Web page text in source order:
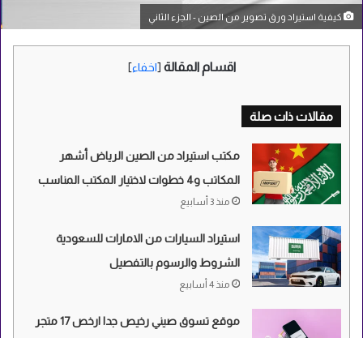
كيفية استيراد ورق تصوير من الصين - الجزء الثاني
اقسام المقالة [اخفاء]
مقالات ذات صلة
مكتب استيراد من الصين الرياض أشهر
المكاتب و4 خطوات لاختيار المكتب المناسب
منذ 3 أسابيع
استيراد السيارات من الامارات للسعودية
الشروط والرسوم بالتفصيل
منذ 4 أسابيع
موقع تسوق صيني رخيص جدا ارخص 17 متجر